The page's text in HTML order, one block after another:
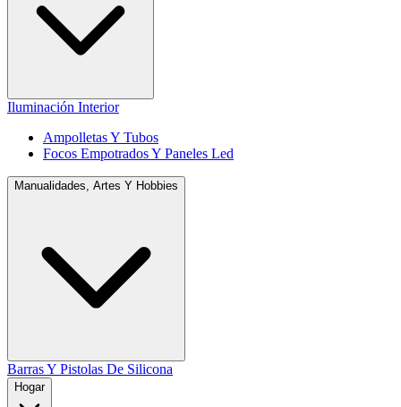
Iluminación Interior
Ampolletas Y Tubos
Focos Empotrados Y Paneles Led
Manualidades, Artes Y Hobbies
Barras Y Pistolas De Silicona
Hogar